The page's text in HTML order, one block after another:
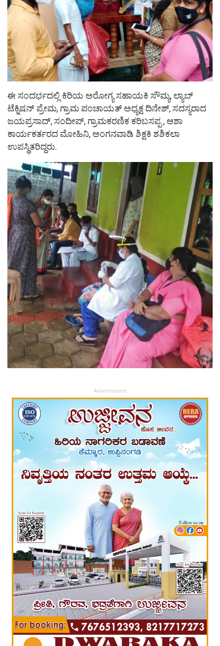
ಈ ಸಂದರ್ಭದಲ್ಲಿ ಕಿರಿಯ ಅರೋಗ್ಯ ಸಹಾಯಕಿ ಸೌಮ್ಯ, ಲ್ಯಾಬ್
ಟೆಕ್ನಿಷನ್ ಪ್ರೇಮ, ಗ್ರಾಮ ಪಂಚಾಯತ್ ಅಧ್ಯಕ್ಷ ದಿನೇಶ್, ಸದಸ್ಯರಾದ
ಜಯಪ್ರಸಾದ್, ಸಂದೀಪ್, ಗ್ರಾಮಕರಣಿಕ ಕರಿಬಸಪ್ಪ , ಆಶಾ
ಕಾರ್ಯಕರ್ತರದ ಮೋಹಿನಿ, ಅಂಗನವಾಡಿ ಶಿಕ್ಷಕಿ ಶಶಿಕಲಾ
ಉಪಸ್ಥಿತರಿದ್ದರು.
Advertisement